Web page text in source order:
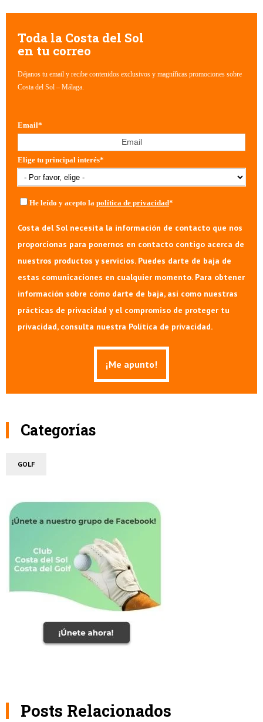
Toda la Costa del Sol
en tu correo
Déjanos tu email y recibe contenidos exclusivos y magníficas promociones sobre
Costa del Sol – Málaga.
Email*
Elige tu principal interés*
He leído y acepto la política de privacidad*
Costa del Sol necesita la información de contacto que nos
proporcionas para ponernos en contacto contigo acerca de
nuestros productos y servicios. Puedes darte de baja de
estas comunicaciones en cualquier momento. Para obtener
información sobre cómo darte de baja, así como nuestras
prácticas de privacidad y el compromiso de proteger tu
privacidad, consulta nuestra Política de privacidad.
Categorías
GOLF
Posts Relacionados